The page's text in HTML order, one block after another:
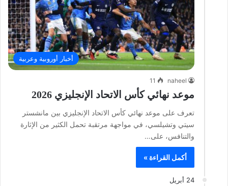
أخبار أوروبية وعربية
naheel
11
موعد نهائي كأس الاتحاد الإنجليزي 2026
تعرف على موعد نهائي كأس الاتحاد الإنجليزي بين مانشستر
سيتي وتشيلسي، في مواجهة مرتقبة تحمل الكثير من الإثارة
والتنافس، على…
أكمل القراءة »
24 أبريل